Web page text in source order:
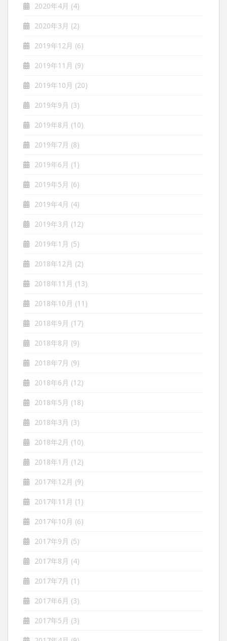
2020年4月 (4)
2020年3月 (2)
2019年12月 (6)
2019年11月 (9)
2019年10月 (20)
2019年9月 (3)
2019年8月 (10)
2019年7月 (8)
2019年6月 (1)
2019年5月 (6)
2019年4月 (4)
2019年3月 (12)
2019年1月 (5)
2018年12月 (2)
2018年11月 (13)
2018年10月 (11)
2018年9月 (17)
2018年8月 (9)
2018年7月 (9)
2018年6月 (12)
2018年5月 (18)
2018年3月 (3)
2018年2月 (10)
2018年1月 (12)
2017年12月 (9)
2017年11月 (1)
2017年10月 (6)
2017年9月 (5)
2017年8月 (4)
2017年7月 (1)
2017年6月 (3)
2017年5月 (3)